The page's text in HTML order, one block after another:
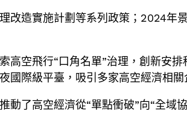
改造實施計劃等系列政策；2024年
空飛行“口角名單”治理，創新安
際級平臺，吸引多家高空經濟相關
了高空經濟從“單點衝破”向“全域